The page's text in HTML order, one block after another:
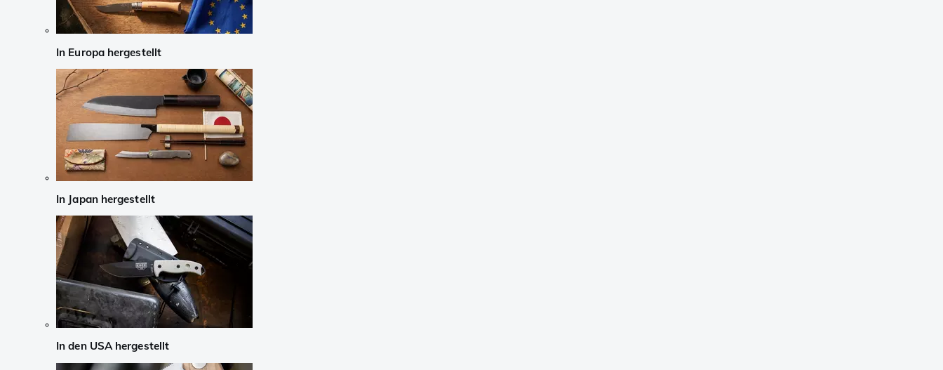
In Europa hergestellt
In Japan hergestellt
In den USA hergestellt